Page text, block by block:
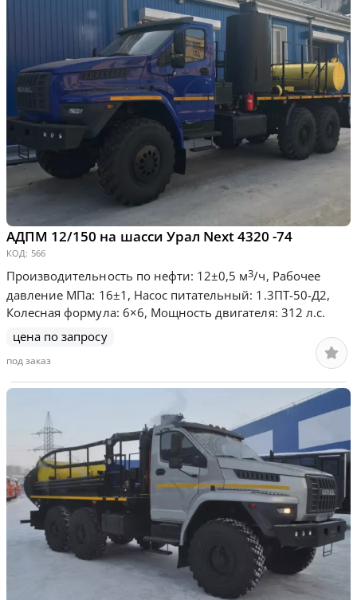
АДПМ 12/150 на шасси Урал Next 4320 -74
КОД: 566
Производительность по нефти: 12±0,5 м3/ч, Рабочее
давление МПа: 16±1, Насос питательный: 1.3ПТ-50-Д2,
Колесная формула: 6×6, Мощность двигателя: 312 л.с.
цена по запросу
под заказ